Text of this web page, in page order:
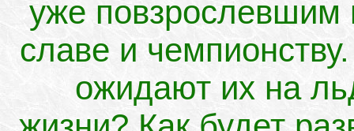
уже повзрослевшим
славе и
ожидают их на